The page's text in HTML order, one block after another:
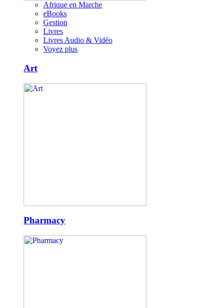
Afrique en Marche
eBooks
Gestion
Livres
Livres Audio & Vidéo
Voyez plus
Art
Pharmacy